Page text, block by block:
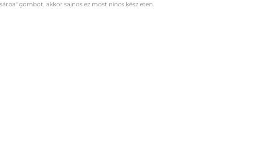
gombot, akkor sajnos ez most nincs készleten.